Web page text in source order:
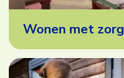
Wonen met zorg